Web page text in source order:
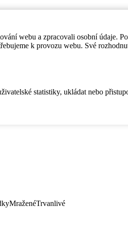
webu a zpracovali osobní údaje.
k provozu webu. Své
statistiky, ukládat nebo
MraženéTrvanlivé